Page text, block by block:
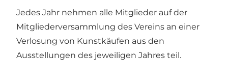
Jedes Jahr nehmen alle Mitglieder auf der
Mitgliederversammlung des Vereins an einer
Verlosung von Kunstkäufen aus den
Ausstellungen des jeweiligen Jahres teil.